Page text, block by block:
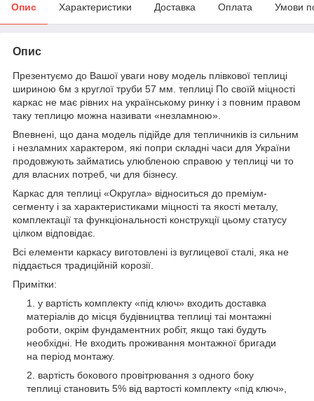
Опис Характеристики Доставка Оплата Умови
Опис
Презентуємо до Вашої уваги нову модель плівкової теплиці
шириною 6м з круглої труби 57 мм. теплиці По своїй міцності
каркас не має рівних на українському ринку і з повним правом
таку теплицю можна називати «незламною».
Впевнені, що дана модель підійде для тепличників із сильним
і незламних характером, які попри складні часи для України
продовжують займатись улюбленою справою у теплиці чи то
для власних потреб, чи для бізнесу.
Каркас для теплиці «Округла» відноситься до преміум-
сегменту і за характеристиками міцності та якості металу,
комплектації та функціональності конструкції цьому статусу
цілком відповідає.
Всі елементи каркасу виготовлені із вуглицевої сталі, яка не
піддається традиційній корозії.
Примітки:
у вартість комплекту «під ключ» входить доставка
матеріалів до місця будівництва теплиці таі монтажні
роботи, окрім фундаментних робіт, якщо такі будуть
необхідні. Не входить проживання монтажної бригади
на період монтажу.
вартість бокового провітрювання з одного боку
теплиці становить 5% від вартості комплекту «під ключ»,